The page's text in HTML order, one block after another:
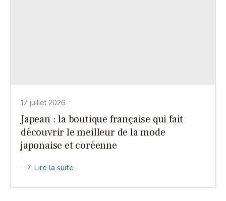
17 juillet 2026
Japean : la boutique française qui fait
découvrir le meilleur de la mode
japonaise et coréenne
Lire la suite